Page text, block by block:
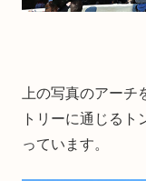
上の写真のアー
トリーに通じる
っています。